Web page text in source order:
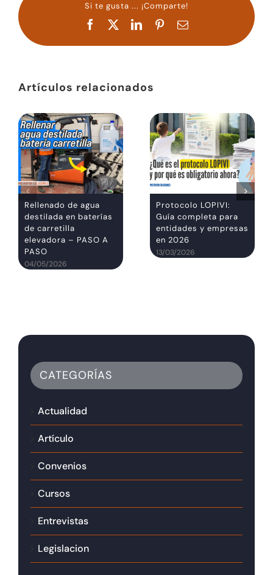
Si te gusta ... ¡Comparte!
Facebook LinkedInPinterestCorreo
Artículos relacionados
Rellenado de agua
destilada en baterías
de carretilla
elevadora – PASO A
PASO
04/05/2026
Protocolo LOPIVI:
Guía completa para
entidades y empresas
en 2026
13/03/2026
CATEGORÍAS
Actualidad
Artículo
Convenios
Cursos
Entrevistas
Legislacion